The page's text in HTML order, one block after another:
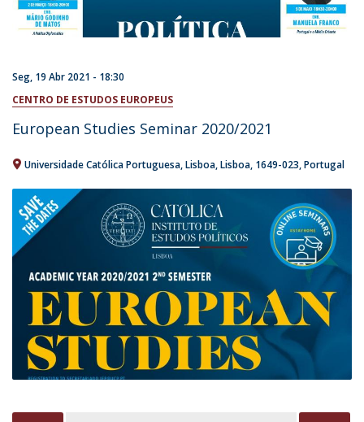
Seg, 19 Abr 2021 - 18:30
CENTRO DE ESTUDOS EUROPEUS
European Studies Seminar 2020/2021
Universidade Católica Portuguesa Lisboa Lisboa 1649-023 Portugal